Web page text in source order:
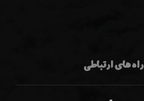
راه های ارتباطی